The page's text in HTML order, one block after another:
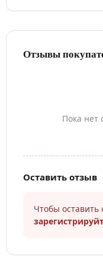
Отзывы
Пока нет
Оставить отзыв
Чтобы оставить